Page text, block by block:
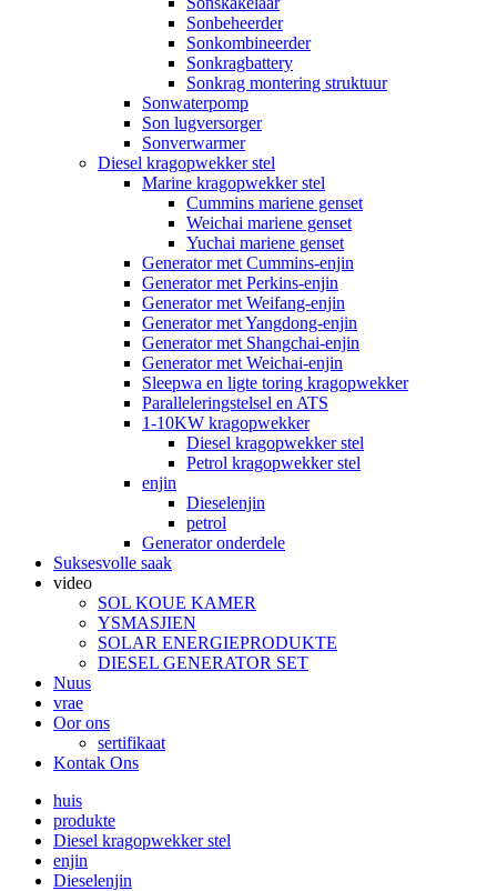
Sonbeheerder
Sonkombineerder
Sonkragbattery
Sonkrag montering struktuur
Sonwaterpomp
Son lugversorger
Sonverwarmer
Diesel kragopwekker stel
Marine kragopwekker stel
Cummins mariene genset
Weichai mariene genset
Yuchai mariene genset
Generator met Cummins-enjin
Generator met Perkins-enjin
Generator met Weifang-enjin
Generator met Yangdong-enjin
Generator met Shangchai-enjin
Generator met Weichai-enjin
Sleepwa en ligte toring kragopwekker
Paralleleringstelsel en ATS
1-10KW kragopwekker
Diesel kragopwekker stel
Petrol kragopwekker stel
enjin
Dieselenjin
petrol
Generator onderdele
Suksesvolle saak
video
SOL KOUE KAMER
YSMASJIEN
SOLAR ENERGIEPRODUKTE
DIESEL GENERATOR SET
Nuus
vrae
Oor ons
sertifikaat
Kontak Ons
huis
produkte
Diesel kragopwekker stel
enjin
Dieselenjin